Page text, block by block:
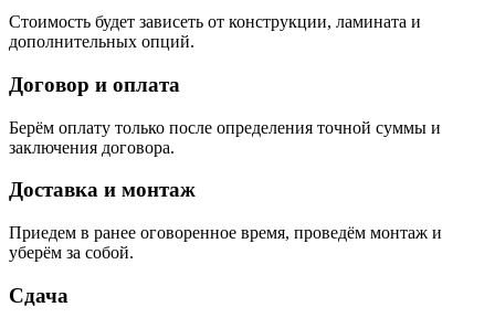
Стоимость будет зависеть от конструкции, ламината и
дополнительных опций.
Договор и оплата
Берём оплату только после определения точной суммы и
заключения договора.
Доставка и монтаж
Приедем в ранее оговоренное время, проведём монтаж и
уберём за собой.
Сдача